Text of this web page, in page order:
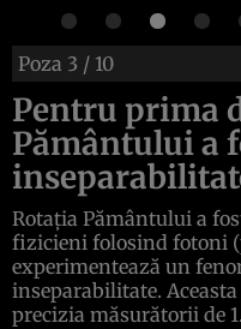
Poza 3 / 10
Pentru prima
Pământului a
Rotația Pământului a
fizicieni folosind fotoni
experimentează un
inseparabilitate.
precizia măsurătorii de